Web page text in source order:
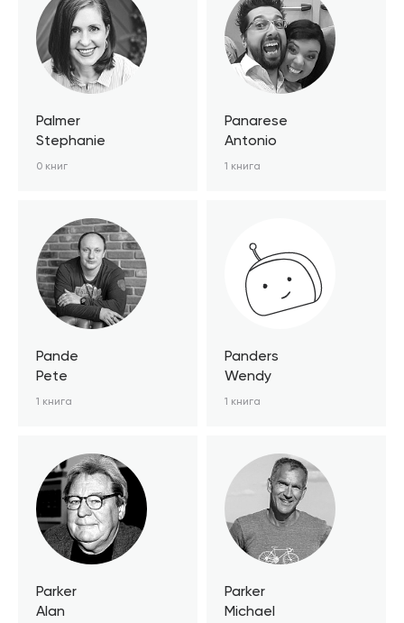
Palmer
Stephanie
0 книг
Panarese
Antonio
1 книга
Pande
Pete
1 книга
Panders
Wendy
1 книга
Parker
Alan
Parker
Michael